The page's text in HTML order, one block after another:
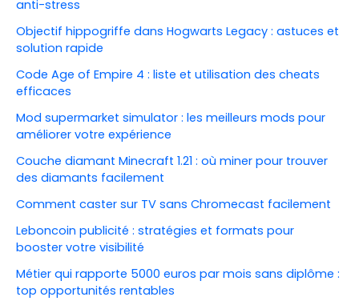
anti-stress
Objectif hippogriffe dans Hogwarts Legacy : astuces et
solution rapide
Code Age of Empire 4 : liste et utilisation des cheats
efficaces
Mod supermarket simulator : les meilleurs mods pour
améliorer votre expérience
Couche diamant Minecraft 1.21 : où miner pour trouver
des diamants facilement
Comment caster sur TV sans Chromecast facilement
Leboncoin publicité : stratégies et formats pour
booster votre visibilité
Métier qui rapporte 5000 euros par mois sans diplôme :
top opportunités rentables